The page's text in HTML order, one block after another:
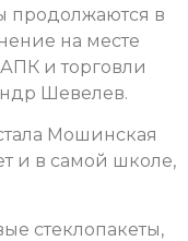
продолжаются в
на месте
и торговли
Шевелев.
Мошинская
и в самой школе,
стеклопакеты,